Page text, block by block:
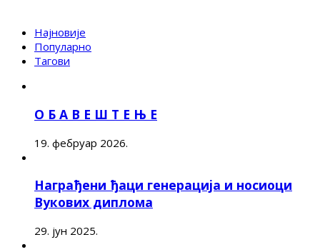
Најновије
Популарно
Тагови
О Б А В Е Ш Т Е Њ Е
19. фебруар 2026.
Награђени ђаци генерација и носиоци
Вукових диплома
29. јун 2025.